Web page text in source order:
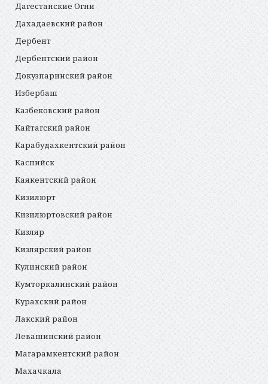
Дагестанские Огни
Дахадаевский район
Дербент
Дербентский район
Докузпаринский район
Избербаш
Казбековский район
Кайтагский район
Карабудахкентский район
Каспийск
Каякентский район
Кизилюрт
Кизилюртовский район
Кизляр
Кизлярский район
Кулинский район
Кумторкалинский район
Курахский район
Лакский район
Левашинский район
Магарамкентский район
Махачкала